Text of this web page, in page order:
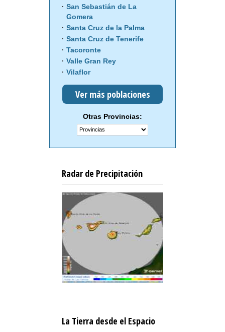
San Sebastián de La
Gomera
Santa Cruz de la Palma
Santa Cruz de Tenerife
Tacoronte
Valle Gran Rey
Vilaflor
Ver más poblaciones
Otras Provincias:
Radar de Precipitación
La Tierra desde el Espacio